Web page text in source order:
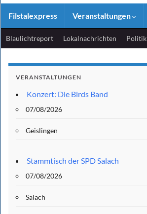
Filstalexpress Veranstaltungen
Blaulichtreport Lokalnachrichten Politik
VERANSTALTUNGEN
Konzert: Die Birds Band
07/08/2026
Geislingen
Stammtisch der SPD Salach
07/08/2026
Salach